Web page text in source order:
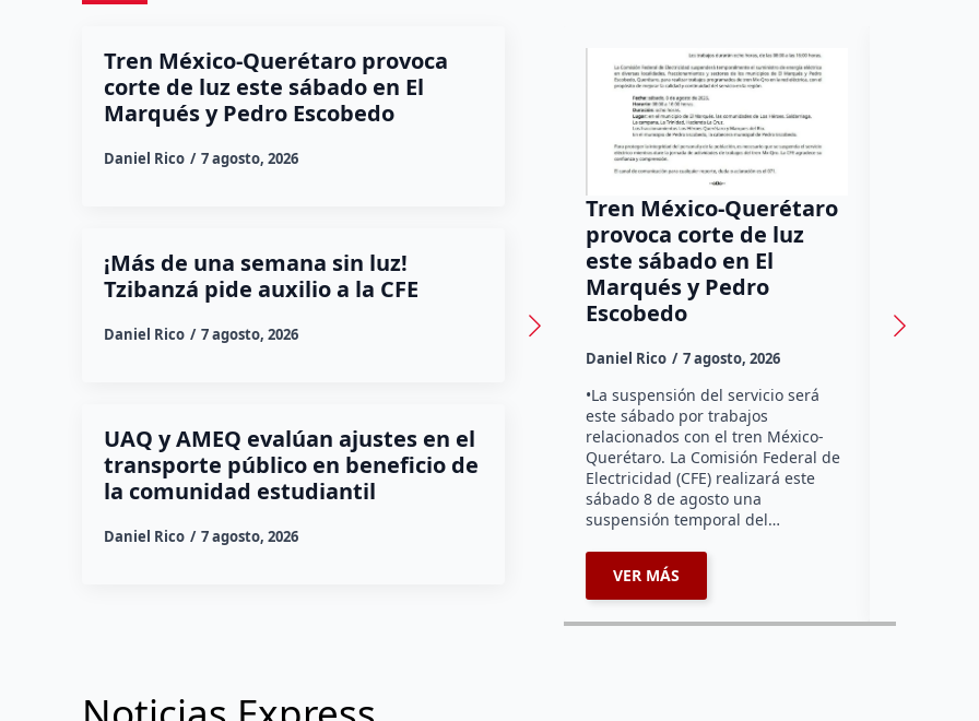
Tren México-Querétaro provoca
corte de luz este sábado en El
Marqués y Pedro Escobedo
Daniel Rico 7 agosto, 2026
¡Más de una semana sin luz!
Tzibanzá pide auxilio a la CFE
Daniel Rico 7 agosto, 2026
UAQ y AMEQ evalúan ajustes en el
transporte público en beneficio de
la comunidad estudiantil
Daniel Rico 7 agosto, 2026
Tren México-Querétaro
provoca corte de luz
este sábado en El
Marqués y Pedro
Escobedo
Daniel Rico 7 agosto, 2026
•La suspensión del servicio será
este sábado por trabajos
relacionados con el tren México-
Querétaro. La Comisión Federal de
Electricidad (CFE) realizará este
sábado 8 de agosto una
suspensión temporal del…
VER MÁS
Habitantes